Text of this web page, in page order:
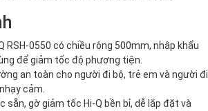
RSH-0550 có chiều rộng 500mm, nhập khẩu
để giảm tốc độ phương tiện.
an toàn cho người đi bộ, trẻ em và người đi
cảm.
gờ giảm tốc Hi-Q bền bỉ, dễ lắp đặt và